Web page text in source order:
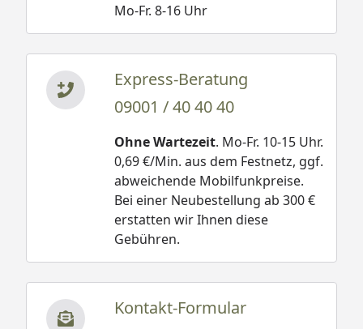
Mo-Fr. 8-16 Uhr
Express-Beratung
09001 / 40 40 40
Ohne Wartezeit. Mo-Fr. 10-15 Uhr.
0,69 €/Min. aus dem Festnetz, ggf.
abweichende Mobilfunkpreise.
Bei einer Neubestellung ab 300 €
erstatten wir Ihnen diese
Gebühren.
Kontakt-Formular